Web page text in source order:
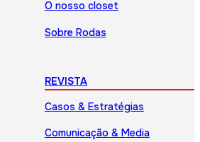
O nosso closet
Sobre Rodas
REVISTA
Casos & Estratégias
Comunicação & Media